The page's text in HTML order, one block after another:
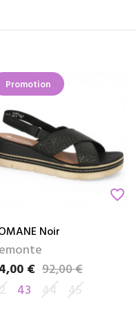
Promotion
favorite_border
Noir
€
de base92,00 €
43 44 45